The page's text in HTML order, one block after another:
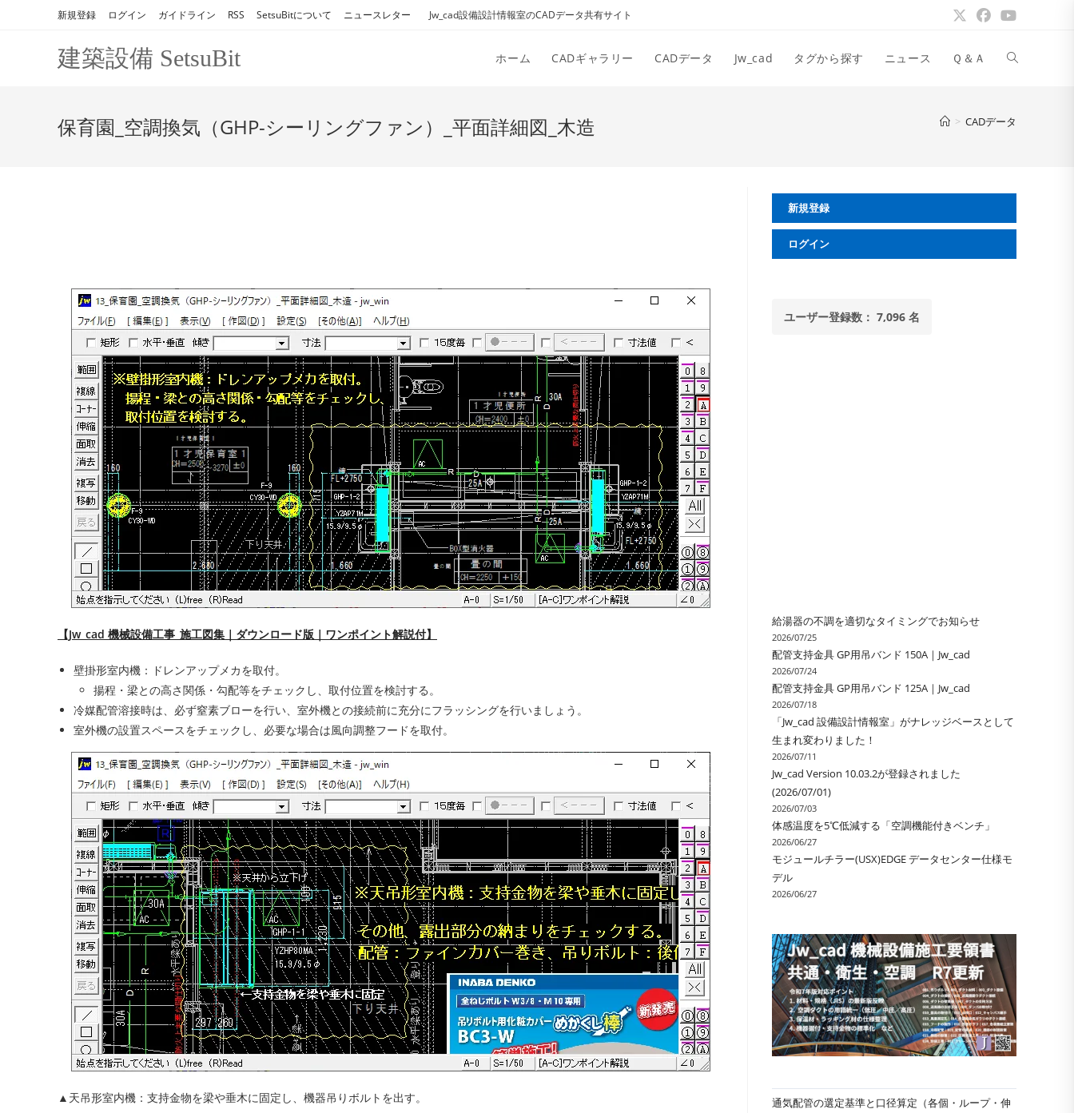
新規登録 ログイン ガイドライン RSS SetsuBitについて ニュースレター Jw_cad設備設計情報室のCADデータ共有サイト
建築設備 SetsuBit ホーム CADギャラリー CADデータ Jw_cad タグから探す ニュース Ｑ＆Ａ ウ
サ
ル
保育園_空調換気（GHP-シーリングファン）_平面詳細図_木造 > CADデータ
【Jw_cad 機械設備工事_施工図集｜ダウンロード版｜ワンポイント解説付】
壁掛形室内機：ドレンアップメカを取付。
揚程・梁との高さ関係・勾配等をチェックし、取付位置を検討する。
冷媒配管溶接時は、必ず窒素ブローを行い、室外機との接続前に充分にフラッシングを行いましょう。
室外機の設置スペースをチェックし、必要な場合は風向調整フードを取付。
▲天吊形室内機：支持金物を梁や垂木に固定し、機器吊りボルトを出す。
新規登録
ログイン
ユーザー登録数： 7,096 名
給湯器の不調を適切なタイミングでお知らせ
2026/07/25
配管支持金具 GP用吊バンド 150A｜Jw_cad
2026/07/24
配管支持金具 GP用吊バンド 125A｜Jw_cad
2026/07/18
「Jw_cad 設備設計情報室」がナレッジベースとして
生まれ変わりました！
2026/07/11
Jw_cad Version 10.03.2が登録されました
(2026/07/01)
2026/07/03
体感温度を5℃低減する「空調機能付きベンチ」
2026/06/27
モジュールチラー(USX)EDGE データセンター仕様モ
デル
2026/06/27
通気配管の選定基準と口径算定（各個・ループ・伸